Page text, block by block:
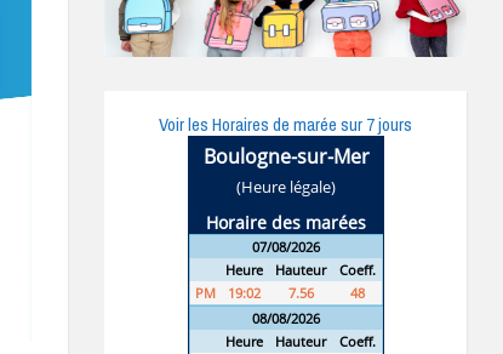
Voir les Horaires de marée sur 7 jours